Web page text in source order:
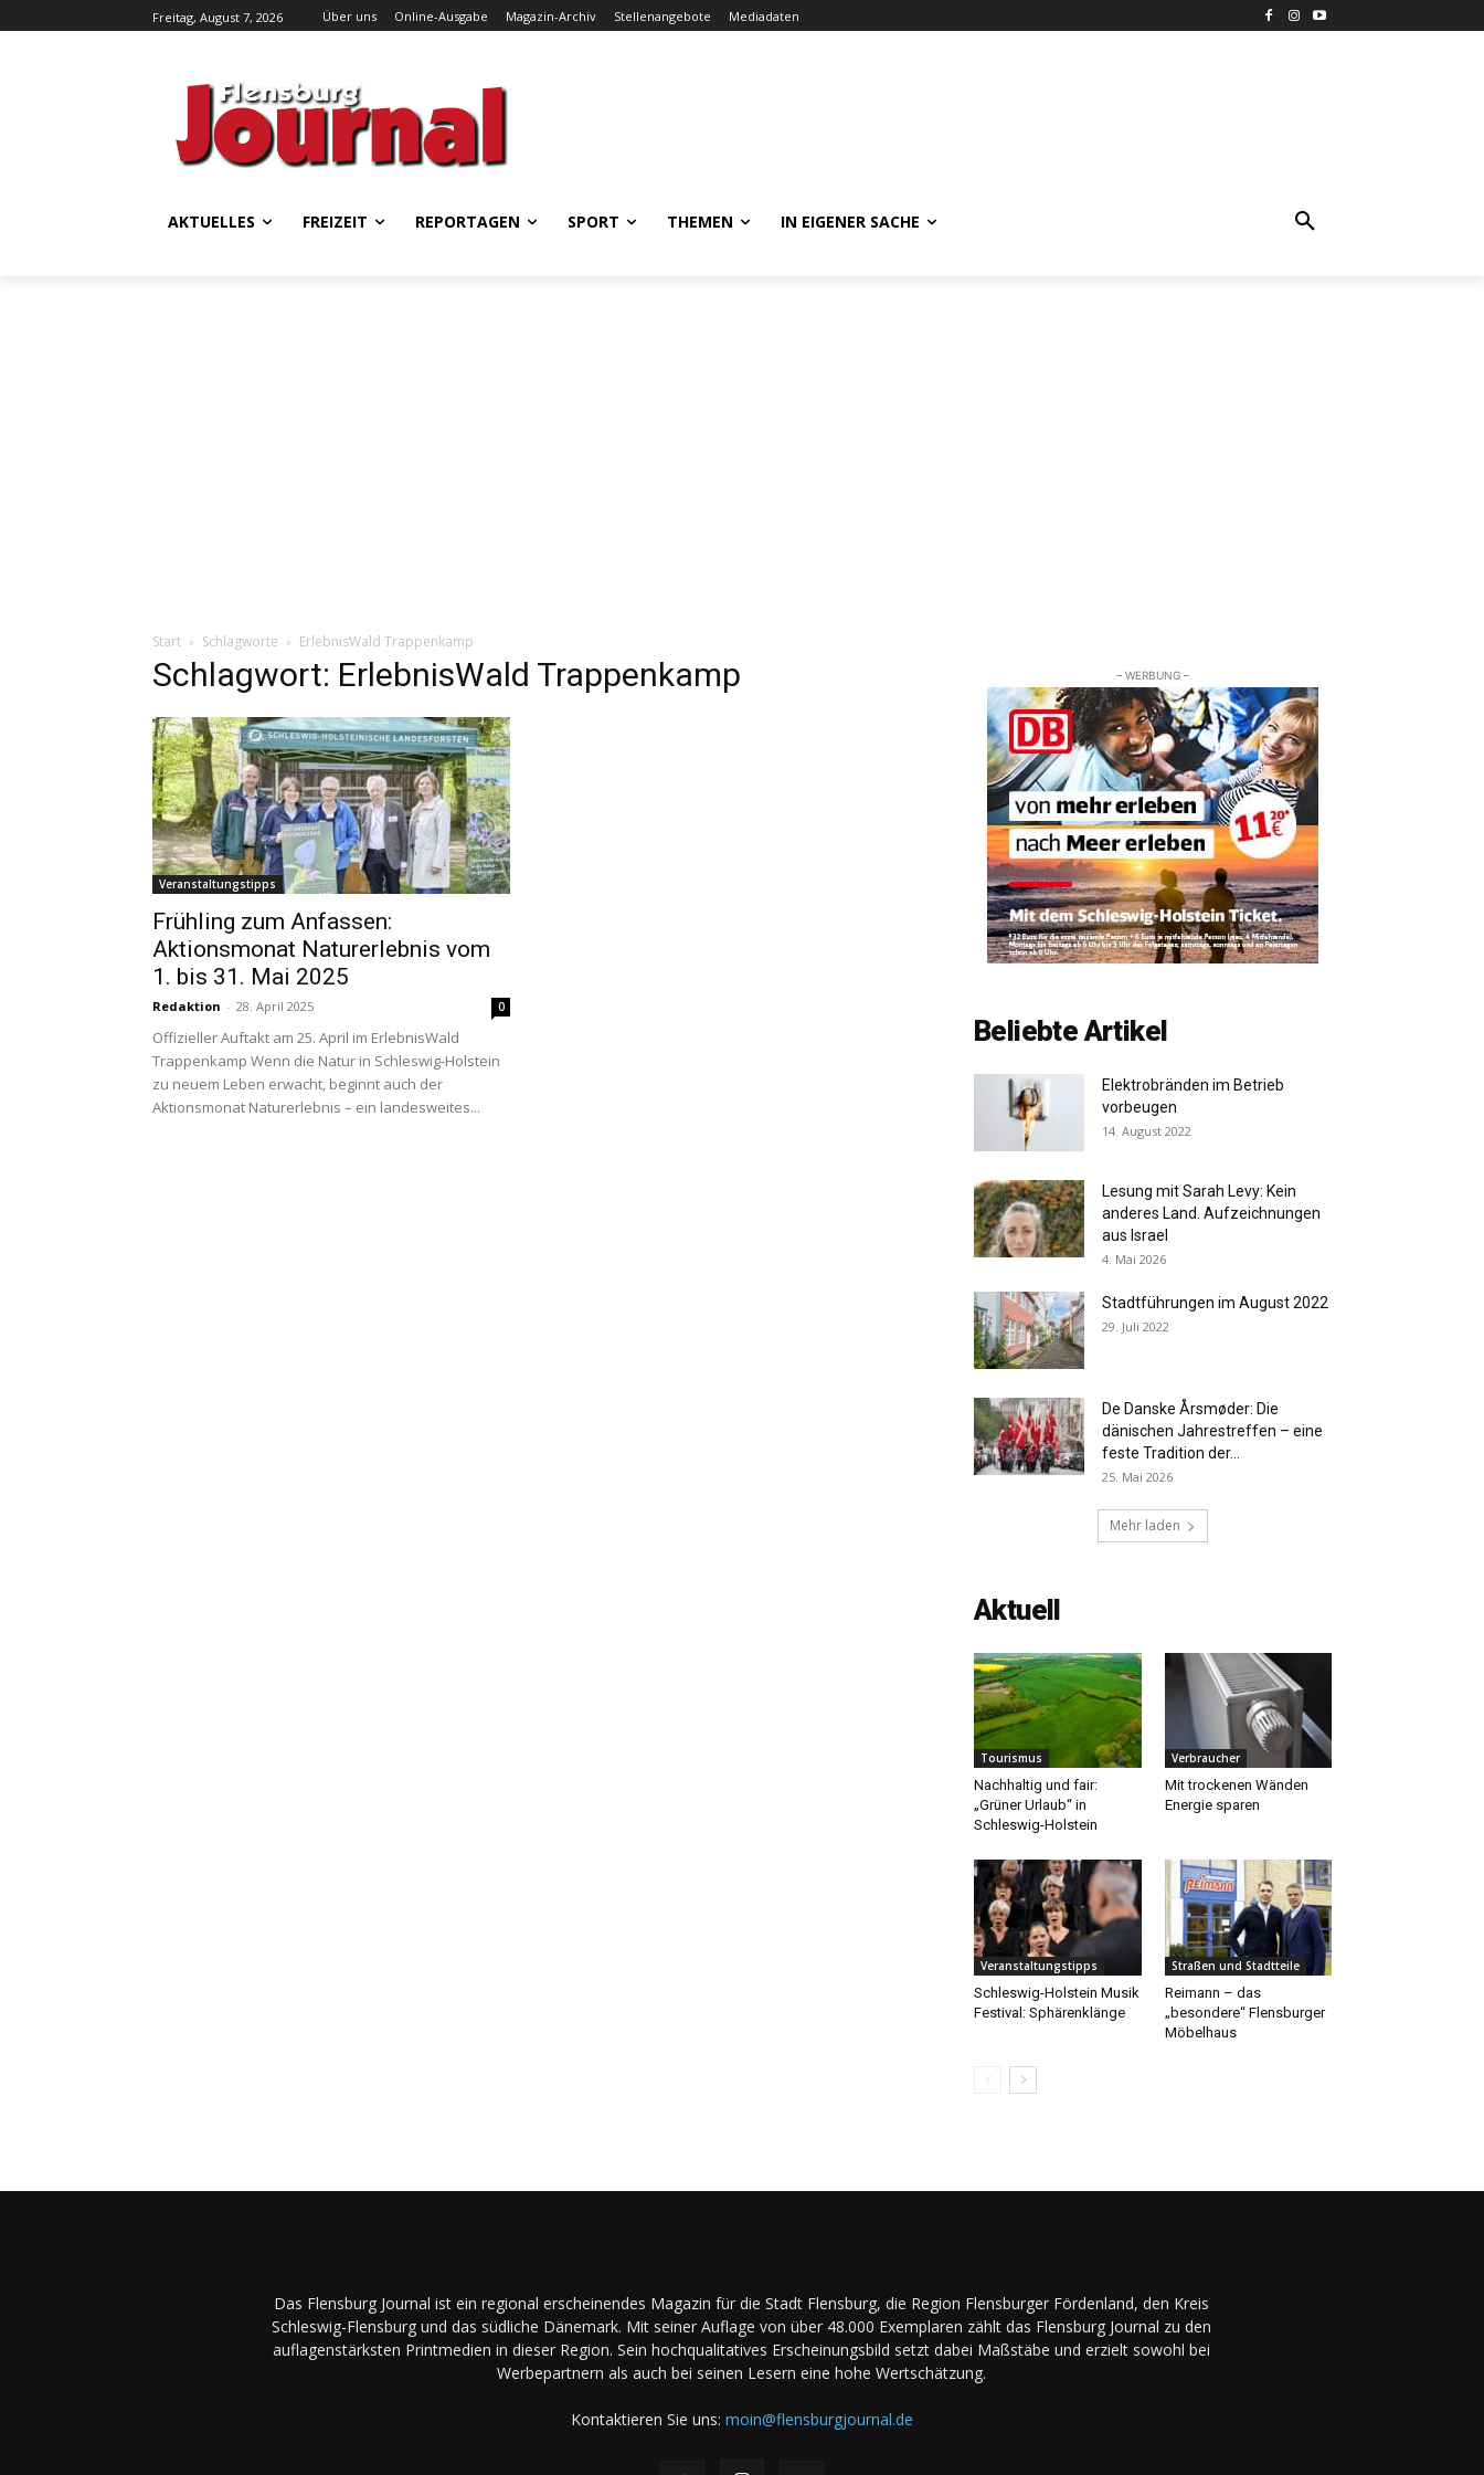
Freitag, August 7, 2026 Über uns Online-Ausgabe Magazin-Archiv Stellenangebote Mediadaten
AKTUELLES FREIZEIT REPORTAGEN SPORT THEMEN IN EIGENER SACHE
Start Schlagworte ErlebnisWald Trappenkamp
Schlagwort: ErlebnisWald Trappenkamp
Veranstaltungstipps
Frühling zum Anfassen:
Aktionsmonat Naturerlebnis vom
1. bis 31. Mai 2025
Redaktion - 28. April 2025 0
Offizieller Auftakt am 25. April im ErlebnisWald
Trappenkamp Wenn die Natur in Schleswig-Holstein
zu neuem Leben erwacht, beginnt auch der
Aktionsmonat Naturerlebnis – ein landesweites...
– WERBUNG –
Beliebte Artikel
Elektrobränden im Betrieb
vorbeugen
14. August 2022
Lesung mit Sarah Levy: Kein
anderes Land. Aufzeichnungen
aus Israel
4. Mai 2026
Stadtführungen im August 2022
29. Juli 2022
De Danske Årsmøder: Die
dänischen Jahrestreffen – eine
feste Tradition der...
25. Mai 2026
Mehr laden
Aktuell
Tourismus
Nachhaltig und fair:
„Grüner Urlaub“ in
Schleswig-Holstein
Verbraucher
Mit trockenen Wänden
Energie sparen
Veranstaltungstipps
Schleswig-Holstein Musik
Festival: Sphärenklänge
Straßen und Stadtteile
Reimann – das
„besondere“ Flensburger
Möbelhaus
Das Flensburg Journal ist ein regional erscheinendes Magazin für die Stadt Flensburg, die Region Flensburger Fördenland, den Kreis
Schleswig-Flensburg und das südliche Dänemark. Mit seiner Auflage von über 48.000 Exemplaren zählt das Flensburg Journal zu den
auflagenstärksten Printmedien in dieser Region. Sein hochqualitatives Erscheinungsbild setzt dabei Maßstäbe und erzielt sowohl bei
Werbepartnern als auch bei seinen Lesern eine hohe Wertschätzung.
Kontaktieren Sie uns: moin@flensburgjournal.de